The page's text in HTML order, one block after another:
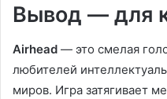
Вывод — для
Airhead — это смелая
любителей
миров. Игра затягивает